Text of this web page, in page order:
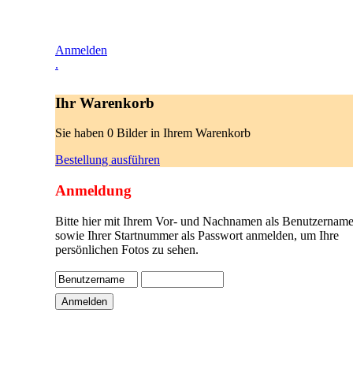
Anmelden
.
Ihr Warenkorb
Sie haben 0 Bilder in Ihrem Warenkorb
Bestellung ausführen
Anmeldung
Bitte hier mit Ihrem Vor- und Nachnamen als
sowie Ihrer Startnummer als Passwort anmelden, um Ihre
persönlichen Fotos zu sehen.